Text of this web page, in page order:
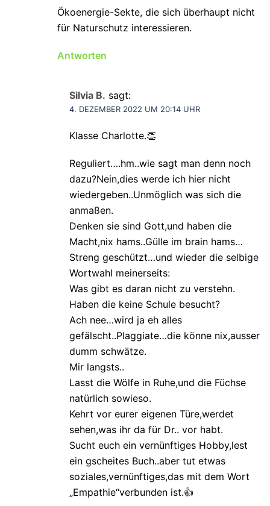
Ökoenergie-Sekte, die sich überhaupt nicht
für Naturschutz interessieren.
Antworten
Silvia B. sagt:
4. DEZEMBER 2022 UM 20:14 UHR
Klasse Charlotte.👏
Reguliert….hm..wie sagt man denn noch
dazu?Nein,dies werde ich hier nicht
wiedergeben..Unmöglich was sich die
anmaßen.
Denken sie sind Gott,und haben die
Macht,nix hams..Gülle im brain hams…
Streng geschützt…und wieder die selbige
Wortwahl meinerseits:
Was gibt es daran nicht zu verstehn.
Haben die keine Schule besucht?
Ach nee…wird ja eh alles
gefälscht..Plaggiate…die könne nix,ausser
dumm schwätze.
Mir langsts..
Lasst die Wölfe in Ruhe,und die Füchse
natürlich sowieso.
Kehrt vor eurer eigenen Türe,werdet
sehen,was ihr da für Dr.. vor habt.
Sucht euch ein vernünftiges Hobby,lest
ein gscheites Buch..aber tut etwas
soziales,vernünftiges,das mit dem Wort
„Empathie“verbunden ist.👍